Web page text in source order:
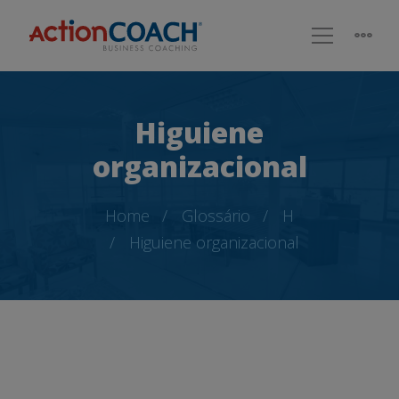
Higuiene
organizacional
Home Glossário
H
Higuiene organizacional